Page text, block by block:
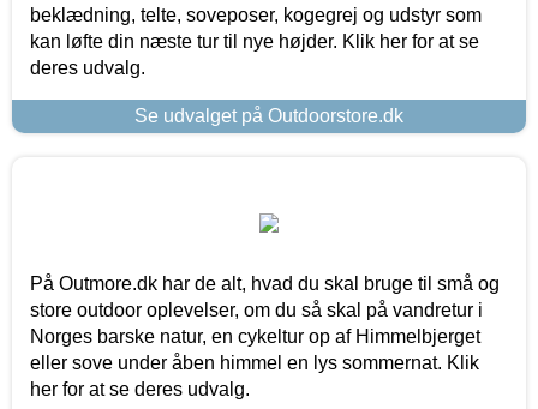
beklædning, telte, soveposer, kogegrej og udstyr som
kan løfte din næste tur til nye højder. Klik her for at se
deres udvalg.
Se udvalget på Outdoorstore.dk
På Outmore.dk har de alt, hvad du skal bruge til små og
store outdoor oplevelser, om du så skal på vandretur i
Norges barske natur, en cykeltur op af Himmelbjerget
eller sove under åben himmel en lys sommernat. Klik
her for at se deres udvalg.